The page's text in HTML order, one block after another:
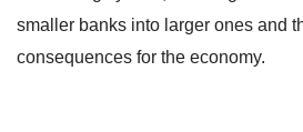
smaller banks into larger ones and
consequences for the economy.